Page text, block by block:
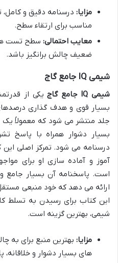
مزایا: درسنامه دقیق و
مناسب برای ارتقاء سطح.
معایب احتمالی: سطح تست
ضعیف چالش برانگیز باشد.
شیمی IQ جامع گاج
شیمی IQ جامع گاج
یکی از
بسیار قوی و هدف گذاری
جلد منتشر می شود که معمولاً
بسیار دشوار همراه با پاسخ
درسنامه می شود. تمرکز اصلی
آموز و آماده سازی او برای
است. پاسخنامه آن بسیار جامع
ارائه می دهد که خود منبعی
این کتاب برای رسیدن به تسلط
شیمی، بهترین گزینه است.
مزایا: بهترین منبع برای
های بسیار دشوار و